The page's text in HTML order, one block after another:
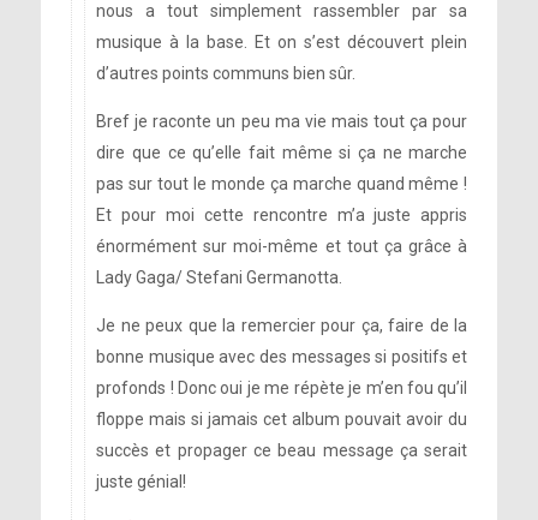
nous a tout simplement rassembler par sa
musique à la base. Et on s’est découvert plein
d’autres points communs bien sûr.
Bref je raconte un peu ma vie mais tout ça pour
dire que ce qu’elle fait même si ça ne marche
pas sur tout le monde ça marche quand même !
Et pour moi cette rencontre m’a juste appris
énormément sur moi-même et tout ça grâce à
Lady Gaga/ Stefani Germanotta.
Je ne peux que la remercier pour ça, faire de la
bonne musique avec des messages si positifs et
profonds ! Donc oui je me répète je m’en fou qu’il
floppe mais si jamais cet album pouvait avoir du
succès et propager ce beau message ça serait
juste génial!